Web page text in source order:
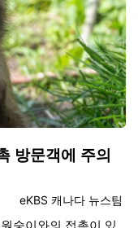
방문객에 주의
등록자
eKBS 캐나다 뉴스팀
숭이와의 접촉이 있